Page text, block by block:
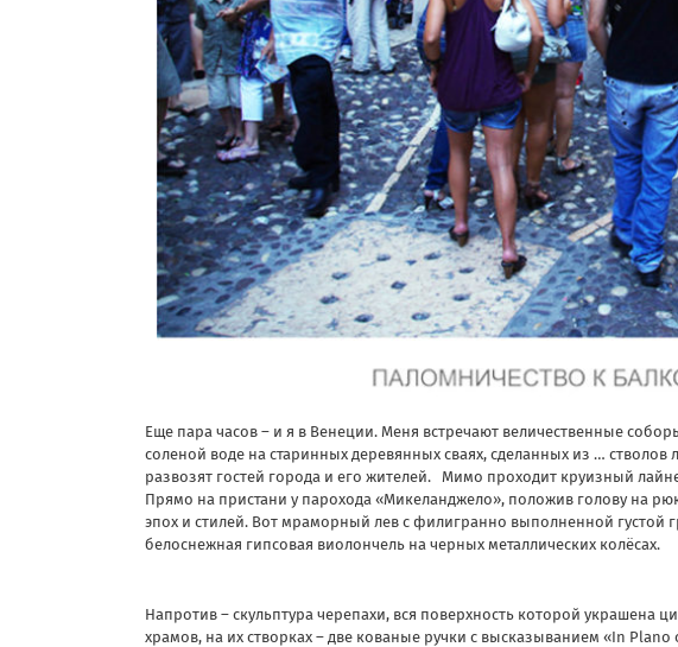
Еще пара часов – и я в Венеции. Меня встречают величественные
соленой воде на старинных деревянных сваях, сделанных из …
развозят гостей города и его жителей. Мимо проходит круизный
Прямо на пристани у парохода «Микеланджело», положив голову на
эпох и стилей. Вот мраморный лев с филигранно выполненной густой
белоснежная гипсовая виолончель на черных металлических колёсах.
Напротив – скульптура черепахи, вся поверхность которой
храмов, на их створках – две кованые ручки с высказыванием «In